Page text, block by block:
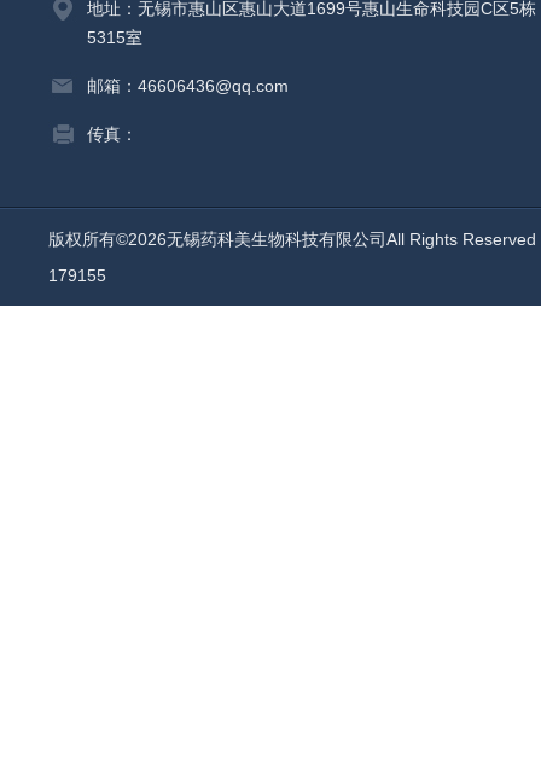
地址：无锡市惠山区惠山大道1699号惠山生命科技园C区5栋
5315室
邮箱：46606436@qq.com
传真：
版权所有©2026无锡药科美生物科技有限公司All Rights
179155